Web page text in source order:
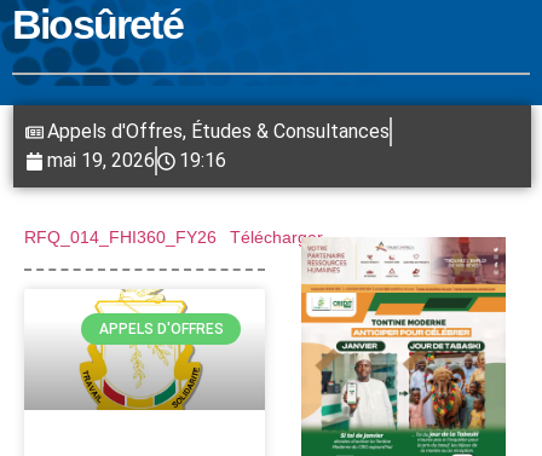
Biosûreté
Appels d'Offres, Études & Consultances
mai 19, 2026
19:16
RFQ_014_FHI360_FY26 Télécharger
APPELS D'OFFRES